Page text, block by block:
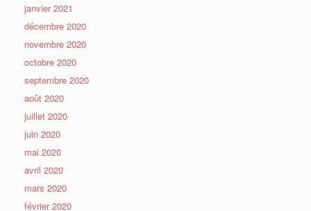
janvier 2021
décembre 2020
novembre 2020
octobre 2020
septembre 2020
août 2020
juillet 2020
juin 2020
mai 2020
avril 2020
mars 2020
février 2020